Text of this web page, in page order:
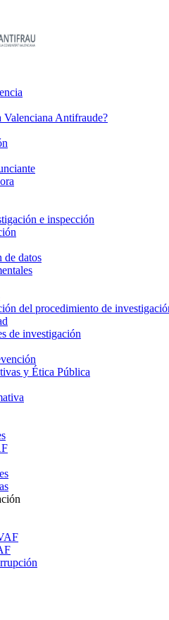
Valenciana Antifraude?
e inspección
de datos
del procedimiento de
de investigación
y Ética Pública